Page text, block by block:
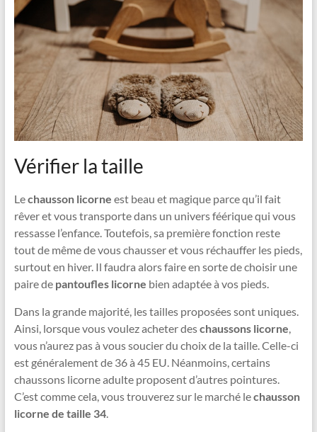
Vérifier la taille
Lechausson licorne est beau et magique parce qu’il fait
rêver et vous transporte dans un univers féérique qui vous
ressasse l’enfance. Toutefois, sa première fonction reste
tout de même de vous chausser et vous réchauffer les pieds,
surtout en hiver. Il faudra alors faire en sorte de choisir une
paire de pantoufles licorne bien adaptée à vos pieds.
Dans la grande majorité, les tailles proposées sont uniques.
Ainsi, lorsque vous voulez acheter deschaussons licorne,
vous n’aurez pas à vous soucier du choix de la taille. Celle-ci
est généralement de 36 à 45 EU. Néanmoins, certains
chaussons licorne adulte proposent d’autres pointures.
C’est comme cela, vous trouverez sur le marché lechausson
licorne de taille 34.